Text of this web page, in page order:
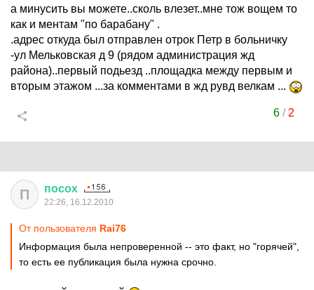
а минусить вы можете..сколь влезет..мне тож вощем то
как и ментам "по барабану" .
.адрес откуда был отправлен отрок Петр в больничку
-ул Мельковская д 9 (рядом администрация жд
района)..первый подьезд ..площадка между первым и
вторым этажом ...за комментами в жд рувд велкам ...
6/ 2
П посох
22:26, 16.12.2010
От пользователя Rai76
Информация была непроверенной -- это факт, но "горячей",
то есть ее публикация была нужна срочно.